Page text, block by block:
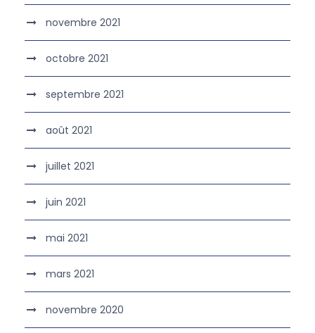
novembre 2021
octobre 2021
septembre 2021
août 2021
juillet 2021
juin 2021
mai 2021
mars 2021
novembre 2020